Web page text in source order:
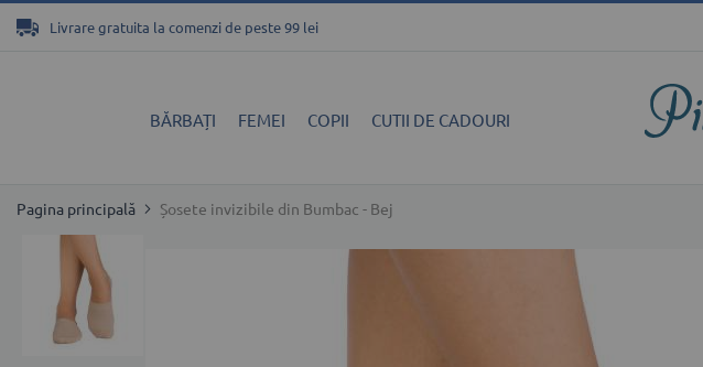
Livrare gratuita la comenzi de peste 99 leila
BĂRBAȚI FEMEI COPII CUTII DE CADOURI
Pagina principală
Șosete invizibile din Bumbac - Bej